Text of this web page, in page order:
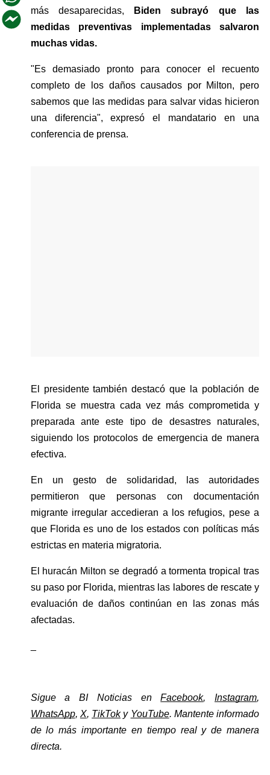
más desaparecidas,
Biden subrayó que las
medidas preventivas implementadas salvaron
muchas vidas.
"Es demasiado pronto para conocer el recuento
completo de los daños causados por Milton, pero
sabemos que las medidas para salvar vidas hicieron
una diferencia", expresó el mandatario en una
conferencia de prensa.
El presidente también destacó que la población de
Florida se muestra cada vez más comprometida y
preparada ante este tipo de desastres naturales,
siguiendo los protocolos de emergencia de manera
efectiva.
En un gesto de solidaridad, las autoridades
permitieron que personas con documentación
migrante irregular accedieran a los refugios, pese a
que Florida es uno de los estados con políticas más
estrictas en materia migratoria.
El huracán Milton se degradó a tormenta tropical tras
su paso por Florida, mientras las labores de rescate y
evaluación de daños continúan en las zonas más
afectadas.
Sigue a BI Noticias en Facebook, Instagram,
WhatsApp, X, TikTok y YouTube. Mantente informado
de lo más importante en tiempo real y de manera
directa.